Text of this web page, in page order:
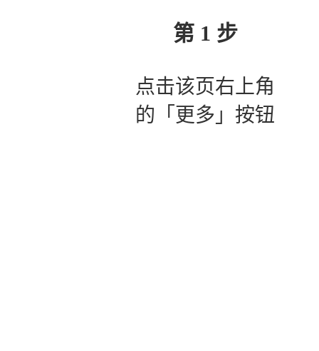
第 1 步
点击该页右上角
的「更多」按钮